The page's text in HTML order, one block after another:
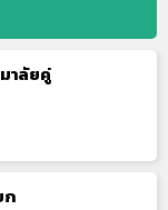
าลัยคู่
ก